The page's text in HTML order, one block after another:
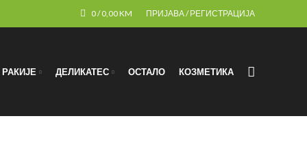
0/ 0,00KM ПРИЈАВА / РЕГИСТРАЦИЈА
РАКИЈЕ ДЕЛИКАТЕС ОСТАЛО КОЗМЕТИКА